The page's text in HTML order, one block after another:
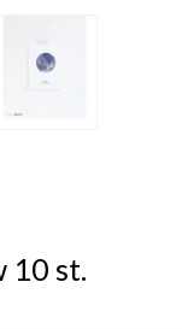
10 st.